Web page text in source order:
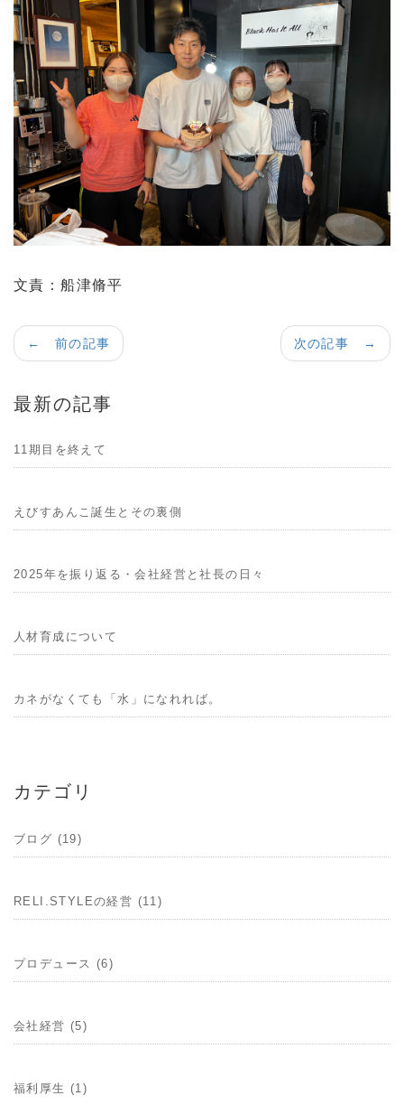
文責：船津脩平
次の記事 →
← 前の記事
最新の記事
11期目を終えて
えびすあんこ誕生とその裏側
2025年を振り返る・会社経営と社長の日々
人材育成について
カネがなくても「水」になれれば。
カテゴリ
ブログ (19)
RELI.STYLEの経営 (11)
プロデュース (6)
会社経営 (5)
福利厚生 (1)